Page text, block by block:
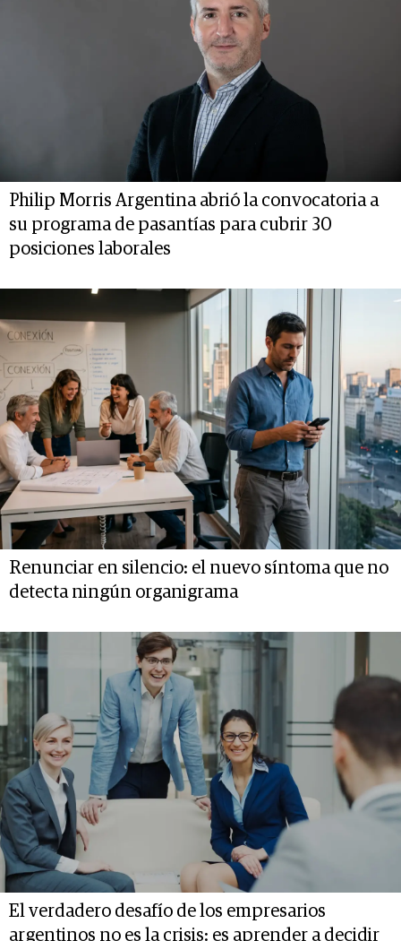
Philip Morris Argentina abrió la convocatoria a
su programa de pasantías para cubrir 30
posiciones laborales
Renunciar en silencio: el nuevo síntoma que no
detecta ningún organigrama
El verdadero desafío de los empresarios
argentinos no es la crisis: es aprender a decidir